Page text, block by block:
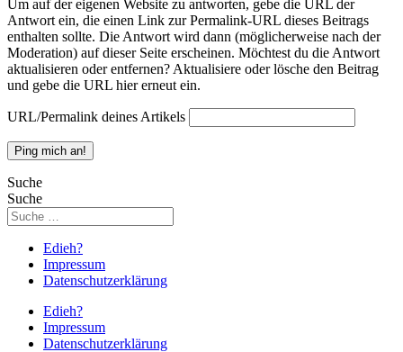
Um auf der eigenen Website zu antworten, gebe die URL der
Antwort ein, die einen Link zur Permalink-URL dieses Beitrags
enthalten sollte. Die Antwort wird dann (möglicherweise nach der
Moderation) auf dieser Seite erscheinen. Möchtest du die Antwort
aktualisieren oder entfernen? Aktualisiere oder lösche den Beitrag
und gebe die URL hier erneut ein.
URL/Permalink deines Artikels
Suche
Suche
Edieh?
Impressum
Datenschutzerklärung
Edieh?
Impressum
Datenschutzerklärung